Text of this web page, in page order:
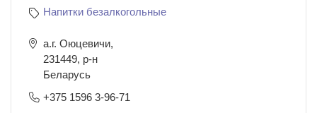
Напитки безалкогольные
а.г. Оюцевичи,
231449, р-н
Беларусь
+375 1596 3-96-71